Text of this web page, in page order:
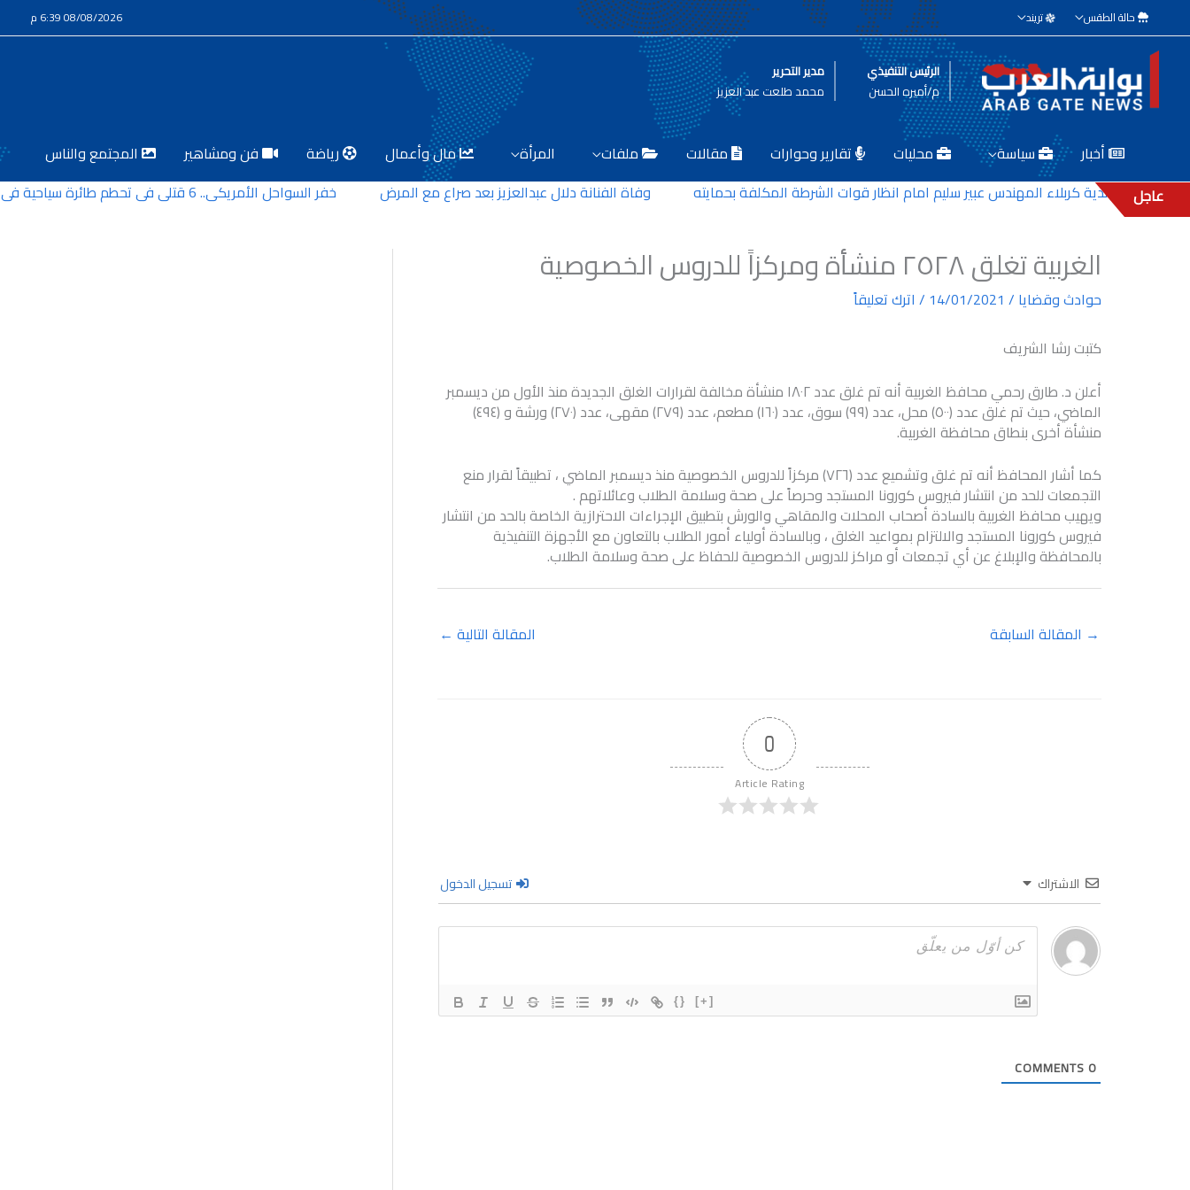
إلى
المحتوى
حالة الطقس تريند 08/08/2026 6:39 م
الرئيس التنفيذي
م/أميره الحسن
مدير التحرير
محمد طلعت عبد العزيز
أخبار سياسة محليات تقارير وحوارات مقالات ملفات المرأة مال وأعمال رياضة فن ومشاهير
المجتمع والناس
عاجل
مدير بلدية كربلاء المهندس عبير سليم امام انظار قوات الشرطة المكلفة بحمايته وفاة الفنانة دلال عبدالعزيز بعد صراع مع المرض خفر السواحل الأمريكي.. 6 قتلى في تحطم طائرة سياحية في ألاسكا
الغربية تغلق ٢٥٢٨ منشأة ومركزاً للدروس الخصوصية
حوادث وقضايا /
14/01/2021
/ اترك تعليقاً
كتبت رشا الشريف
أعلن د. طارق رحمي محافظ الغربية أنه تم غلق عدد ١٨٠٢ منشأة مخالفة لقرارات الغلق الجديدة منذ الأول من ديسمبر
الماضي، حيث تم غلق عدد (٥٠٠) محل، عدد (٩٩) سوق، عدد (١٦٠) مطعم، عدد (٢٧٩) مقهى، عدد (٢٧٠) ورشة و (٤٩٤)
منشأة أخرى بنطاق محافظة الغربية.
كما أشار المحافظ أنه تم غلق وتشميع عدد (٧٢٦) مركزاً للدروس الخصوصية منذ ديسمبر الماضي ، تطبيقاً لقرار منع
التجمعات للحد من انتشار فيروس كورونا المستجد وحرصاً على صحة وسلامة الطلاب وعائلاتهم .
ويهيب محافظ الغربية بالسادة أصحاب المحلات والمقاهي والورش بتطبيق الإجراءات الاحترازية الخاصة بالحد من انتشار
فيروس كورونا المستجد والالتزام بمواعيد الغلق ، وبالسادة أولياء أمور الطلاب بالتعاون مع الأجهزة التنفيذية
بالمحافظة والإبلاغ عن أي تجمعات أو مراكز للدروس الخصوصية للحفاظ على صحة وسلامة الطلاب.
→ المقالة السابقة المقالة التالية ←
0
Article Rating
الاشتراك تسجيل الدخول
{} [+]
0